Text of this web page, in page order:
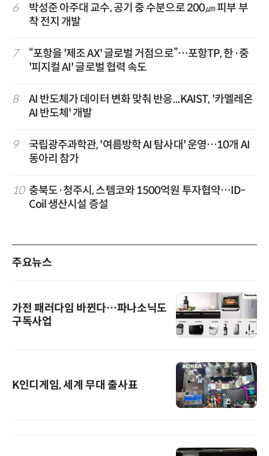
6
박성준 아주대 교수, 공기 중 수분으로 200㎛ 피부 부
착 전지 개발
7
“포항을 '제조 AX' 글로벌 거점으로”…포항TP, 한·중
'피지컬 AI' 글로벌 협력 속도
8
AI 반도체가 데이터 변화 맞춰 반응...KAIST, '카멜레온
AI 반도체' 개발
9
국립광주과학관, '여름방학 AI 탐사대' 운영…10개 AI
동아리 참가
10 충북도·청주시, 스템코와 1500억원 투자협약…ID-
Coil 생산시설 증설
주요뉴스
가전 패러다임 바뀐다…파나소닉도
구독사업
K인디게임, 세계 무대 출사표